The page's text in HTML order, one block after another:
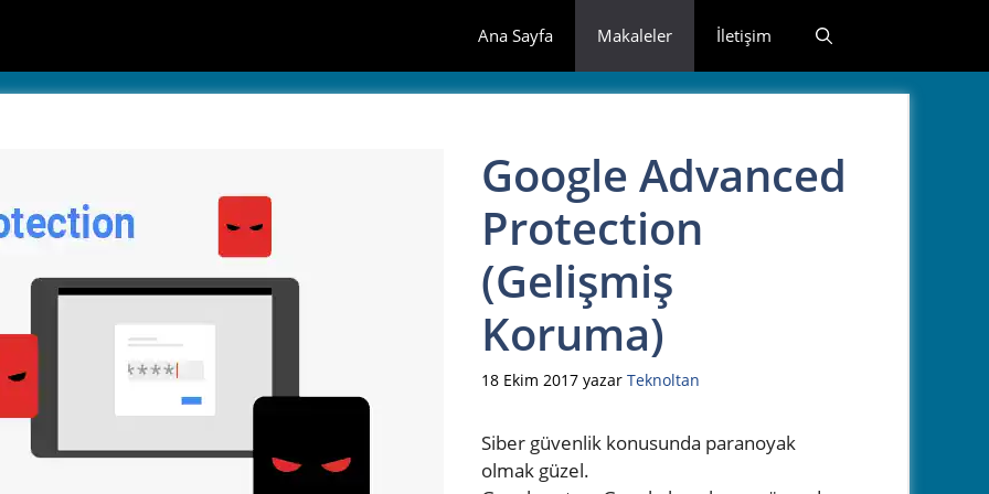
Ana Sayfa Makaleler İletişim
Google Advanced
Protection
(Gelişmiş
Koruma)
18 Ekim 2017 yazar Teknoltan
Siber güvenlik konusunda paranoyak
olmak güzel.